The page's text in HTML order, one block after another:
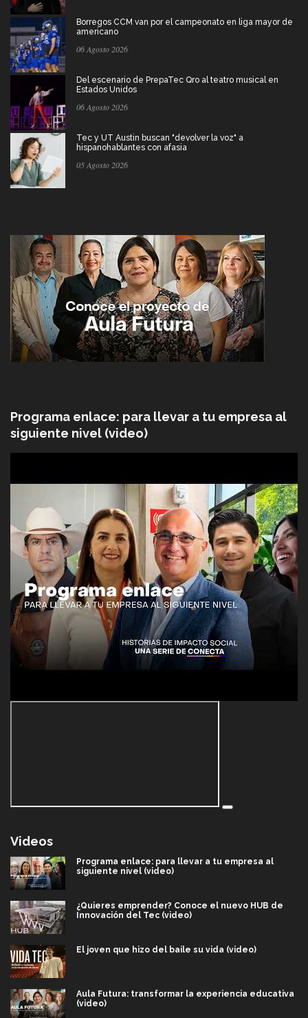
Borregos CCM van por el campeonato en liga mayor de
americano
06 Agosto 2026
Del escenario de PrepaTec Qro al teatro musical en
Estados Unidos
06 Agosto 2026
Tec y UT Austin buscan "devolver la voz" a
hispanohablantes con afasia
05 Agosto 2026
Programa enlace: para llevar a tu empresa al
siguiente nivel (video)
Videos
Programa enlace: para llevar a tu empresa al
siguiente nivel (video)
¿Quieres emprender? Conoce el nuevo HUB de
Innovación del Tec (video)
El joven que hizo del baile su vida (video)
Aula Futura: transformar la experiencia educativa
(video)